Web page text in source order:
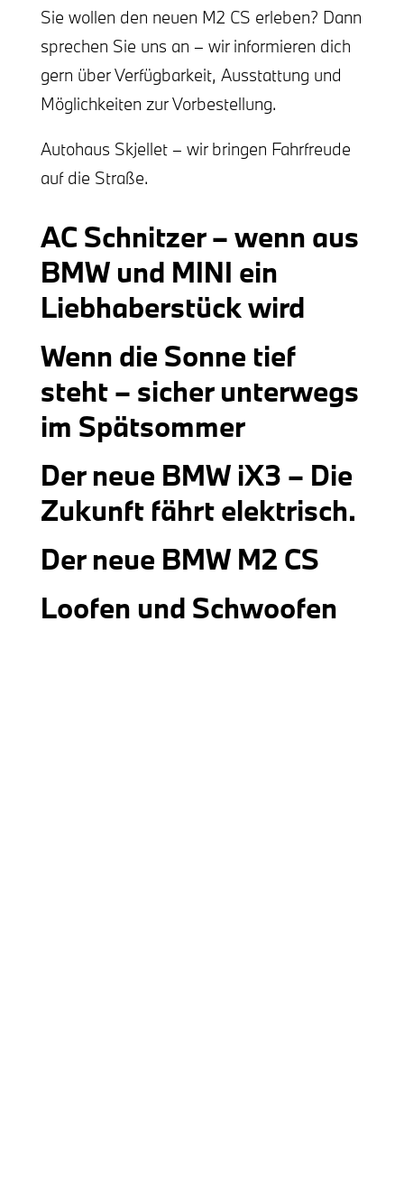
Sie wollen den neuen M2 CS erleben? Dann
sprechen Sie uns an – wir informieren dich
gern über Verfügbarkeit, Ausstattung und
Möglichkeiten zur Vorbestellung.
Autohaus Skjellet – wir bringen Fahrfreude
auf die Straße.
AC Schnitzer – wenn aus
BMW und MINI ein
Liebhaberstück wird
Wenn die Sonne tief
steht – sicher unterwegs
im Spätsommer
Der neue BMW iX3 – Die
Zukunft fährt elektrisch.
Der neue BMW M2 CS
Loofen und Schwoofen